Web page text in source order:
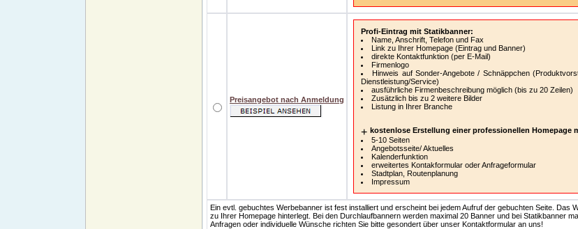
Preisangebot nach Anmeldung
Profi-Eintrag mit Statikbanner:
Name, Anschrift, Telefon und Fax
Link zu Ihrer Homepage (Eintrag und Banner)
direkte Kontaktfunktion (per E-Mail)
Firmenlogo
Hinweis auf Sonder-Angebote / Schnäppchen
Dienstleistung/Service)
ausführliche Firmenbeschreibung möglich (bis zu 20 Zeilen)
Zusätzlich bis zu 2 weitere Bilder
Listung in Ihrer Branche
+ kostenlose Erstellung einer professionellen Homepage
5-10 Seiten
Angebotsseite/ Aktuelles
Kalenderfunktion
erweitertes Kontakformular oder Anfrageformular
Stadtplan, Routenplanung
Impressum
Ein evtl. gebuchtes Werbebanner ist fest installiert und erscheint bei jedem Aufruf der gebuchten Seite. Das
zu Ihrer Homepage hinterlegt. Bei den Durchlaufbannern werden maximal 20 Banner und bei Statikbanner
Anfragen oder individuelle Wünsche richten Sie bitte gesondert über unser Kontaktformular an uns!